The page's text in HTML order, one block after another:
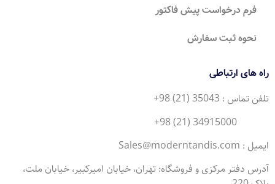
فرم درخواست پیش فاکتور
نحوه ثبت سفارش
راه های ارتباطی
تلفن تماس : 35043 (21) 98+
ایمیل : Sales@moderntandis.com
آدرس دفتر مرکزی و فروشگاه: تهران، خیابان امیرکبیر، خیابان ملت،